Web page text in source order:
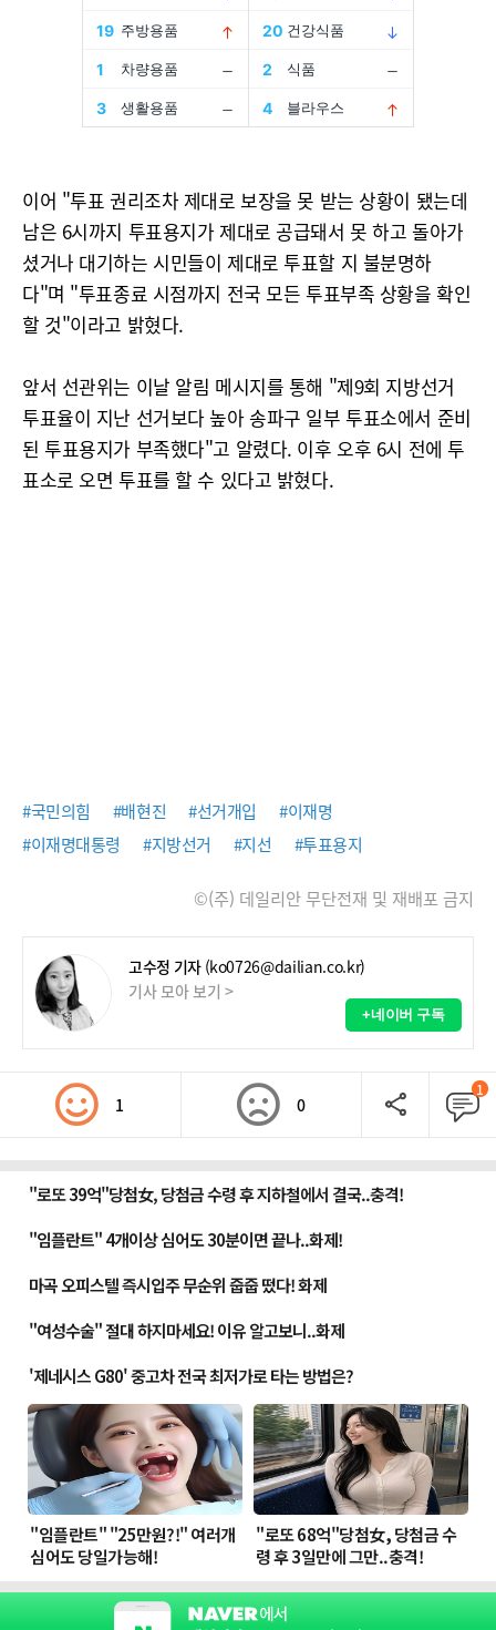
이어 "투표 권리조차 제대로 보장을 못 받는 상황이 됐는데
남은 6시까지 투표용지가 제대로 공급돼서 못 하고 돌아가
셨거나 대기하는 시민들이 제대로 투표할 지 불분명하
다"며 "투표종료 시점까지 전국 모든 투표부족 상황을 확인
할 것"이라고 밝혔다.
앞서 선관위는 이날 알림 메시지를 통해 "제9회 지방선거
투표율이 지난 선거보다 높아 송파구 일부 투표소에서 준비
된 투표용지가 부족했다"고 알렸다. 이후 오후 6시 전에 투
표소로 오면 투표를 할 수 있다고 밝혔다.
#국민의힘 #배현진 #선거개입
#이재명
#이재명대통령
#지방선거 #지선 #투표용지
©(주) 데일리안 무단전재 및 재배포 금지
고수정 기자 (ko0726@dailian.co.kr)
기사 모아 보기 >
+네이버 구독
1 0
1